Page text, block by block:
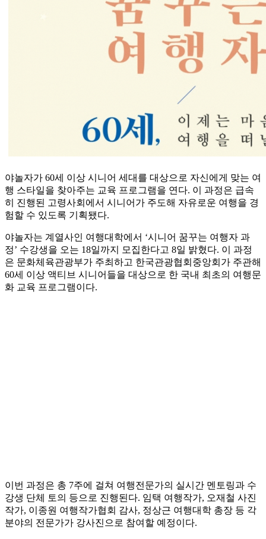
야놀자가 60세 이상 시니어 세대를 대상으로 자신에게 맞는 여
행 스타일을 찾아주는 교육 프로그램을 연다. 이 과정은 급속
히 진행된 고령사회에서 시니어가 주도해 자유로운 여행을 경
험할 수 있도록 기획됐다.
야놀자는 계열사인 여행대학에서 ‘시니어 꿈꾸는 여행자 과
정’ 수강생을 오는 18일까지 모집한다고 8일 밝혔다. 이 과정
은 문화체육관광부가 주최하고 한국관광협회중앙회가 주관해
60세 이상 액티브 시니어들을 대상으로 한 국내 최초의 여행문
화 교육 프로그램이다.
이번 과정은 총 7주에 걸쳐 여행전문가의 실시간 멘토링과 수
강생 단체 토의 등으로 진행된다. 임택 여행작가, 오재철 사진
작가, 이종원 여행작가협회 감사, 정상근 여행대학 총장 등 각
분야의 전문가가 강사진으로 참여할 예정이다.